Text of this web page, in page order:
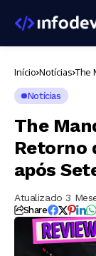
Início Notícias The
Notícias
The
Retorno
após
Atualizado 3
Share